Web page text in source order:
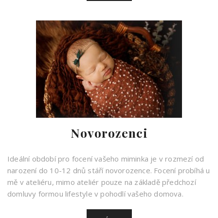
Novorozenci
Ideální období pro focení vašeho miminka je v rozmezí od
narození do 10-12 dnů stáří novorozence. Focení probíhá u
mě v ateliéru, mimo ateliér pouze na základě předchozí
domluvy formou lifestyle v pohodlí vašeho domova.
“Přes naprosto profesionální přístup je
Jituška skvělý člověk pro každou zábavu. Je
dokázala skvěle uklidnit zcela
vystresovanou nevěstu a usměrnit
rozjařeného ženicha. Perfektně bavila
všechny hosty a všem se snažila vyhovět.
Svou práci dělá naplno, což je znát ve